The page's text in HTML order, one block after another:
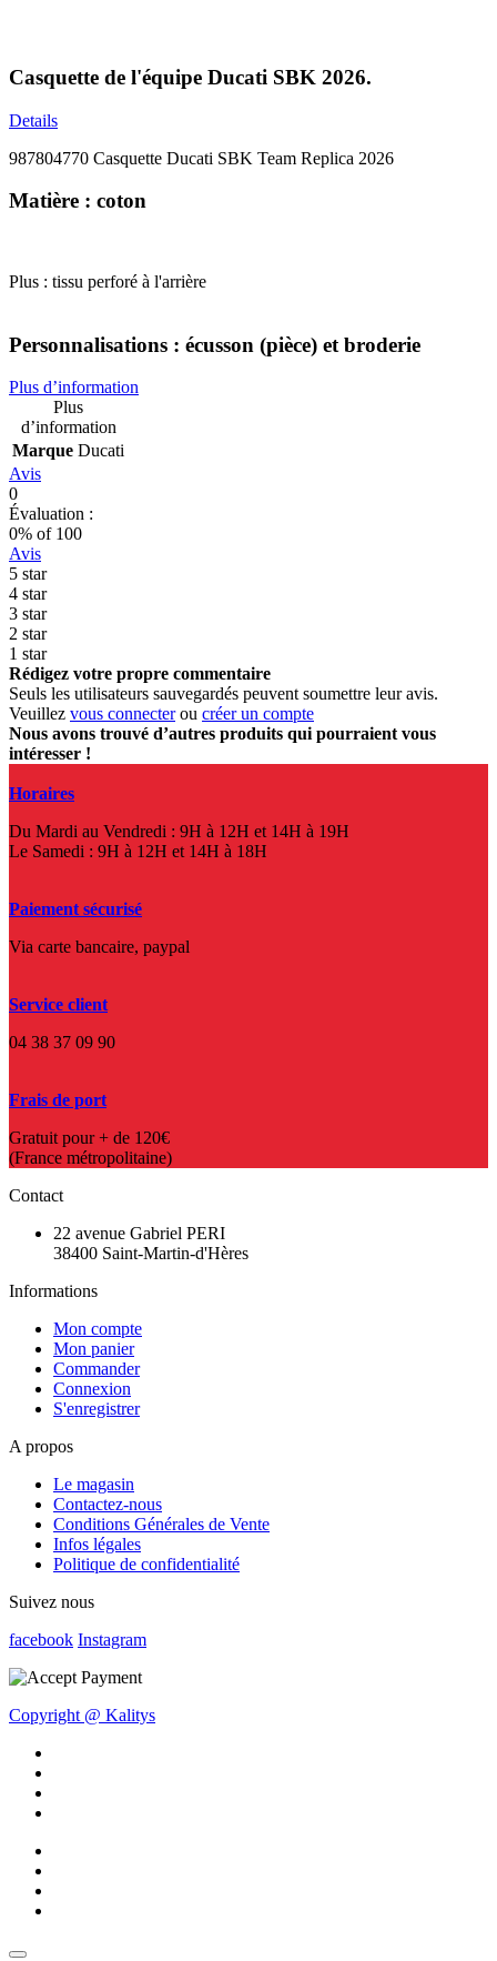
Casquette de l'équipe Ducati SBK 2026.
Details
987804770 Casquette Ducati SBK Team Replica 2026
Matière : coton
Plus : tissu perforé à l'arrière
Personnalisations : écusson (pièce) et broderie
Plus d’information
Plus
d’information
Marque Ducati
Avis
0
Évaluation :
0% of 100
Avis
5 star
4 star
3 star
2 star
1 star
Rédigez votre propre commentaire
Seuls les utilisateurs sauvegardés peuvent soumettre leur avis.
Veuillez vous connecterou créer un compte
Nous avons trouvé d’autres produits qui pourraient vous
intéresser !
Horaires
Du Mardi au Vendredi : 9H à 12H et 14H à 19H
Le Samedi : 9H à 12H et 14H à 18H
Paiement sécurisé
Via carte bancaire, paypal
Service client
04 38 37 09 90
Frais de port
Gratuit pour + de 120€
(France métropolitaine)
Contact
22 avenue Gabriel PERI
38400 Saint-Martin-d'Hères
Informations
Mon compte
Mon panier
Commander
Connexion
S'enregistrer
A propos
Le magasin
Contactez-nous
Conditions Générales de Vente
Infos légales
Politique de confidentialité
Suivez nous
facebook Instagram
Copyright @ Kalitys